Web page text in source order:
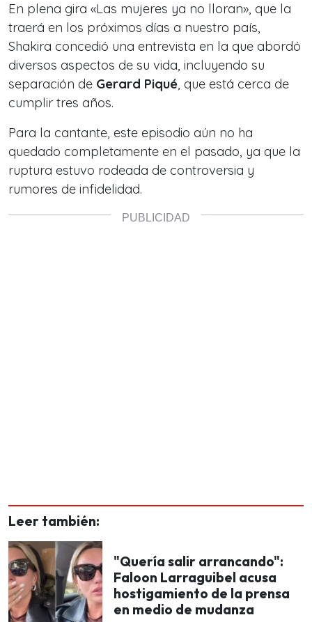
En plena gira «Las mujeres ya no lloran», que la
traerá en los próximos días a nuestro país,
Shakira concedió una entrevista en la que abordó
diversos aspectos de su vida, incluyendo su
separación de Gerard Piqué, que está cerca de
cumplir tres años.
Para la cantante, este episodio aún no ha
quedado completamente en el pasado, ya que la
ruptura estuvo rodeada de controversia y
rumores de infidelidad.
Leer también:
"Quería salir arrancando":
Faloon Larraguibel acusa
hostigamiento de la prensa
en medio de mudanza